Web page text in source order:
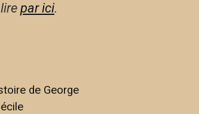
par ici.
de George